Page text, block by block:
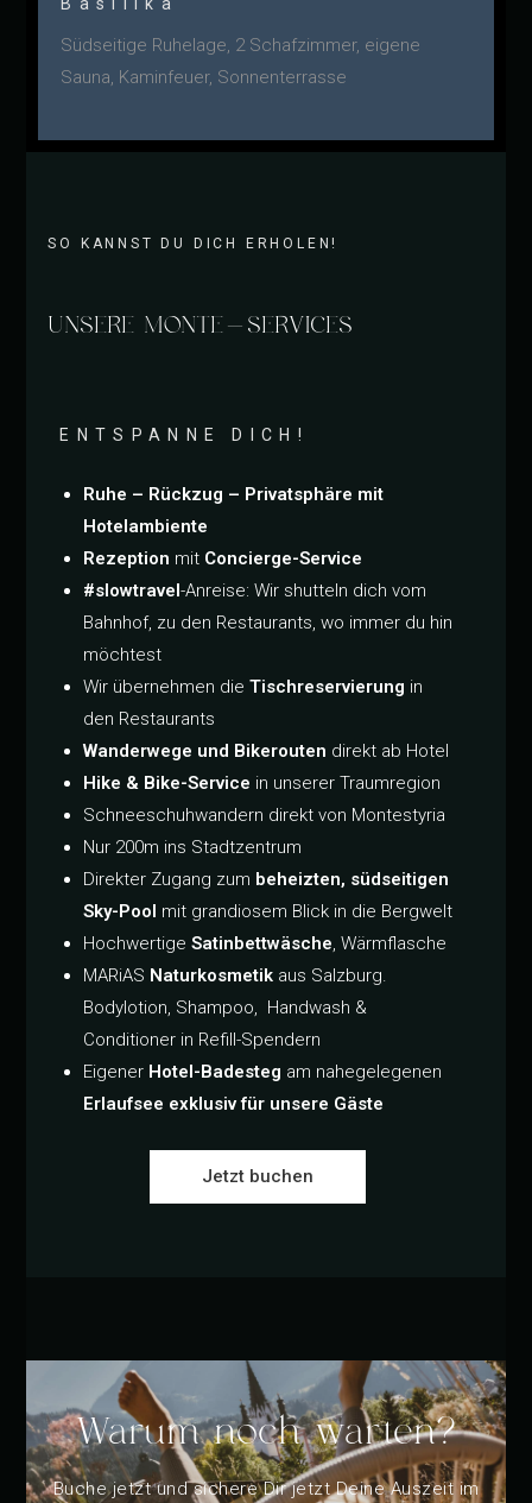
Südseitige Ruhelage, 2 Schafzimmer, eigene
Sauna, Kaminfeuer, Sonnenterrasse
SO KANNST DU DICH ERHOLEN!
UNSERE MONTE-SERVICES
ENTSPANNE DICH!
Ruhe – Rückzug – Privatsphäre mit
Hotelambiente
Rezeption mit Concierge-Service
#slowtravel-Anreise: Wir shutteln dich vom
Bahnhof, zu den Restaurants, wo immer du hin
möchtest
Wir übernehmen dieTischreservierung in
den Restaurants
Wanderwege und Bikerouten direkt ab Hotel
Hike & Bike-Service in unserer Traumregion
Schneeschuhwandern direkt von Montestyria
Nur 200m ins Stadtzentrum
Direkter Zugang zum beheizten, südseitigen
Sky-Pool mit grandiosem Blick in die Bergwelt
HochwertigeSatinbettwäsche, Wärmflasche
MARiAS Naturkosmetik aus Salzburg.
Bodylotion, Shampoo, Handwash &
Conditioner in Refill-Spendern
Eigener Hotel-Badesteg am nahegelegenen
Erlaufsee exklusiv für unsere Gäste
Jetzt buchen
Warum noch warten?
Buche jetzt und sichere Dir jetzt Deine Auszeit im